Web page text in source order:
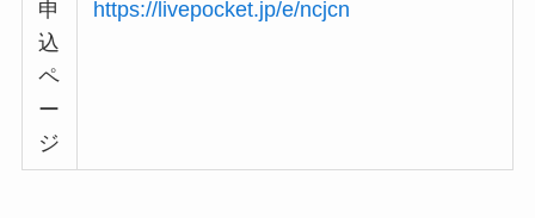
申
込
ペ
ー
ジ
https://livepocket.jp/e/ncjcn